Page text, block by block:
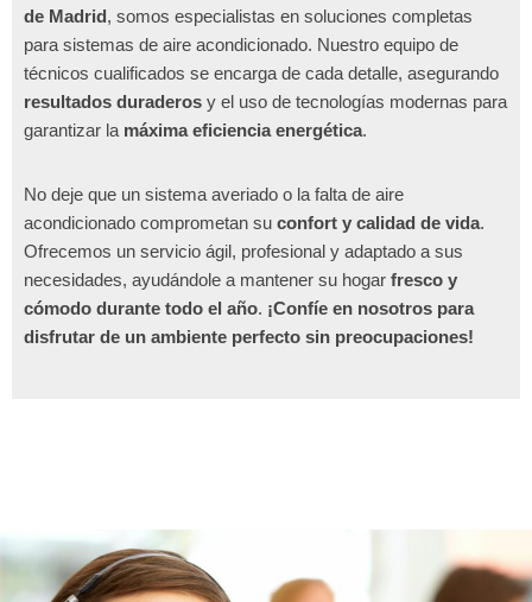
de Madrid , somos especialistas en soluciones completas
para sistemas de aire acondicionado. Nuestro equipo de
técnicos cualificados se encarga de cada detalle, asegurando
resultados duraderos y el uso de tecnologías modernas para
garantizar la máxima eficiencia energética.
No deje que un sistema averiado o la falta de aire
acondicionado comprometan su confort y calidad de vida.
Ofrecemos un servicio ágil, profesional y adaptado a sus
necesidades, ayudándole a mantener su hogar fresco y
cómodo durante todo el año. ¡Confíe en nosotros para
disfrutar de un ambiente perfecto sin preocupaciones!